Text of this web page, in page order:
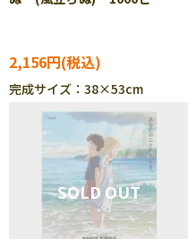
2,156円
完成サイズ：38×53cm